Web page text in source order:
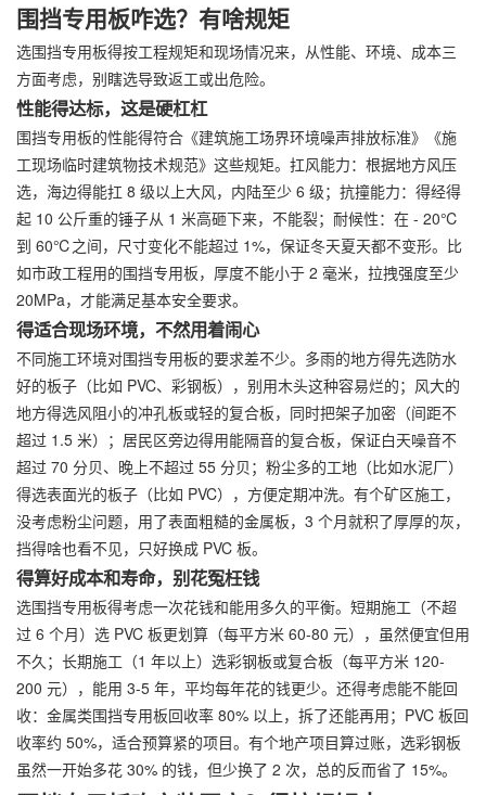
围挡专用板咋选？有啥规矩
选围挡专用板得按工程规矩和现场情况来，从性能、环境、成本三
方面考虑，别瞎选导致返工或出危险。
性能得达标，这是硬杠杠
围挡专用板的性能得符合《建筑施工场界环境噪声排放标准》《施
工现场临时建筑物技术规范》这些规矩。扛风能力：根据地方风压
选，海边得能扛 8 级以上大风，内陆至少 6 级；抗撞能力：得经得
起 10 公斤重的锤子从 1 米高砸下来，不能裂；耐候性：在 - 20℃
到 60℃之间，尺寸变化不能超过 1%，保证冬天夏天都不变形。比
如市政工程用的围挡专用板，厚度不能小于 2 毫米，拉拽强度至少
20MPa，才能满足基本安全要求。
得适合现场环境，不然用着闹心
不同施工环境对围挡专用板的要求差不少。多雨的地方得先选防水
好的板子（比如 PVC、彩钢板），别用木头这种容易烂的；风大的
地方得选风阻小的冲孔板或轻的复合板，同时把架子加密（间距不
超过 1.5 米）；居民区旁边得用能隔音的复合板，保证白天噪音不
超过 70 分贝、晚上不超过 55 分贝；粉尘多的工地（比如水泥厂）
得选表面光的板子（比如 PVC），方便定期冲洗。有个矿区施工，
没考虑粉尘问题，用了表面粗糙的金属板，3 个月就积了厚厚的灰，
挡得啥也看不见，只好换成 PVC 板。
得算好成本和寿命，别花冤枉钱
选围挡专用板得考虑一次花钱和能用多久的平衡。短期施工（不超
过 6 个月）选 PVC 板更划算（每平方米 60-80 元），虽然便宜但用
不久；长期施工（1 年以上）选彩钢板或复合板（每平方米 120-
200 元），能用 3-5 年，平均每年花的钱更少。还得考虑能不能回
收：金属类围挡专用板回收率 80% 以上，拆了还能再用；PVC 板回
收率约 50%，适合预算紧的项目。有个地产项目算过账，选彩钢板
虽然一开始多花 30% 的钱，但少换了 2 次，总的反而省了 15%。